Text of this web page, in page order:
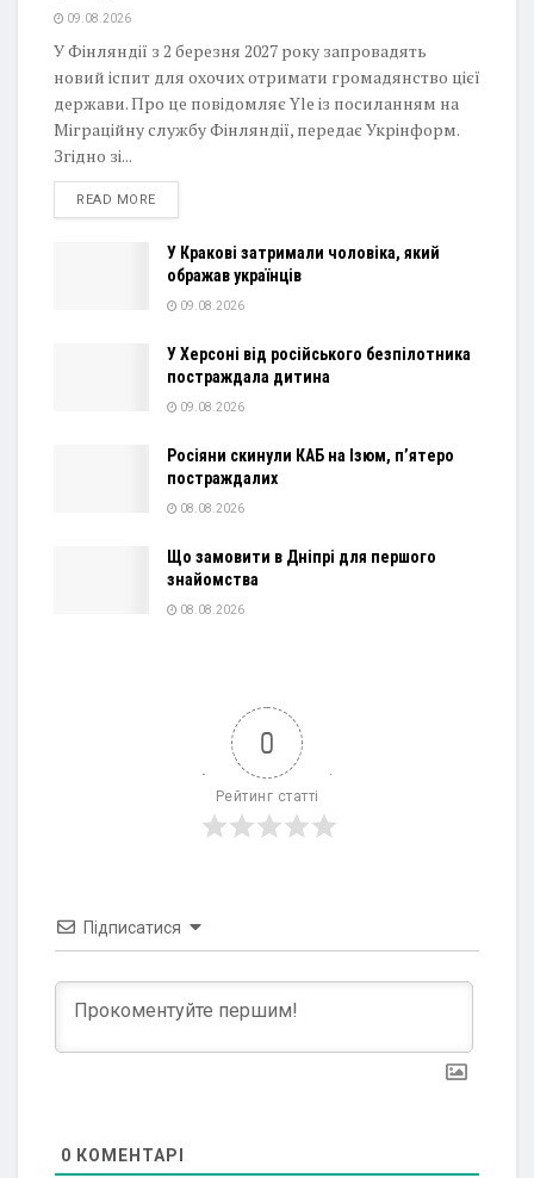
09.08.2026
У Фінляндії з 2 березня 2027 року запровадять
новий іспит для охочих отримати громадянство цієї
держави. Про це повідомляє Yle із посиланням на
Міграційну службу Фінляндії, передає Укрінформ.
Згідно зі...
READ MOREDETAILS
У Кракові затримали чоловіка, який
ображав українців
09.08.2026
У Херсоні від російського безпілотника
постраждала дитина
09.08.2026
Росіяни скинули КАБ на Ізюм, п’ятеро
постраждалих
08.08.2026
Що замовити в Дніпрі для першого
знайомства
08.08.2026
0
Рейтинг статті
Підписатися
0 КОМЕНТАРІ